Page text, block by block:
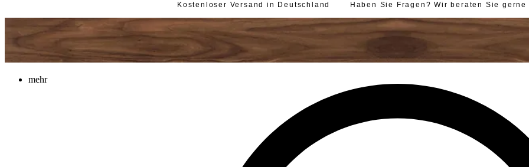
Kostenloser Versand in Deutschland Haben Sie Fragen? Wir beraten Sie
mehr